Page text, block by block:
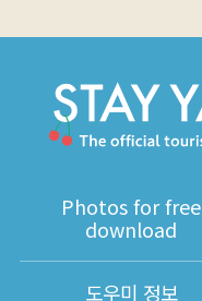
Photos for free
download
도우미 정보